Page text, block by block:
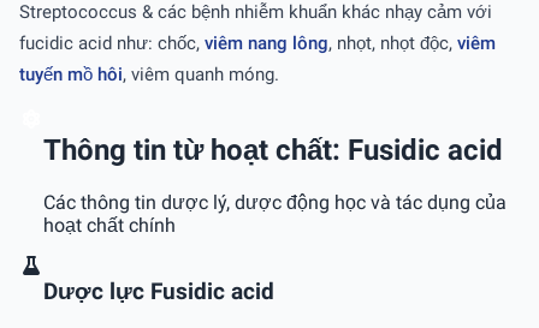
Streptococcus & các bệnh nhiễm khuẩn khác nhạy cảm với
fucidic acid như: chốc, viêm nang lông, nhọt, nhọt độc, viêm
tuyến mồ hôi, viêm quanh móng.
Thông tin từ hoạt chất: Fusidic acid
Các thông tin dược lý, dược động học và tác dụng của
hoạt chất chính
Dược lực Fusidic acid